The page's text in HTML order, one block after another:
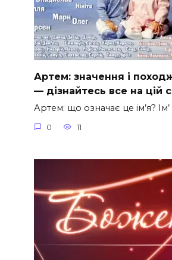
Артем: значення і
— дізнайтесь все на цій
Артем: що означає це ім’я? Ім’
0 11